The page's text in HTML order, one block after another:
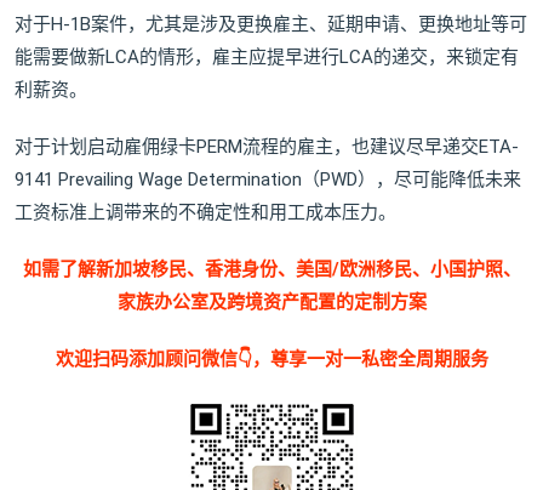
对于H-1B案件，尤其是涉及更换雇主、延期申请、更换地址等可
能需要做新LCA的情形，雇主应提早进行LCA的递交，来锁定有
利薪资。
对于计划启动雇佣绿卡PERM流程的雇主，也建议尽早递交ETA-
9141 Prevailing Wage Determination（PWD），尽可能降低未来
工资标准上调带来的不确定性和用工成本压力。
如需了解新加坡移民、香港身份、美国/欧洲移民、小国护照、
家族办公室及跨境资产配置的定制方案
欢迎扫码添加顾问微信👇，尊享一对一私密全周期服务